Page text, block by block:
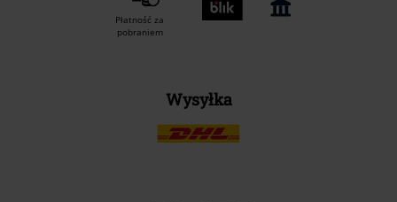
Płatność za
pobraniem
Wysyłka